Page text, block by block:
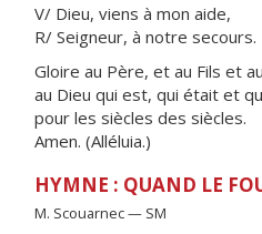
V/ Dieu, viens à mon aide,
R/ Seigneur, à notre secours.
Gloire au Père, et au Fils et
au Dieu qui est, qui était et
pour les siècles des siècles.
Amen. (Alléluia.)
HYMNE : QUAND LE
M. Scouarnec — SM